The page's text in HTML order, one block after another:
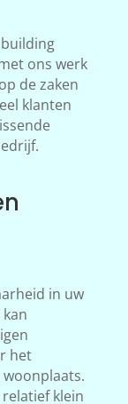
ons werk
de zaken
klanten
in uw
het
klein